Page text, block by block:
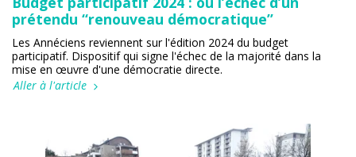
prétendu “renouveau démocratique”
Les Annéciens reviennent sur l'édition 2024 du budget
participatif. Dispositif qui signe l'échec de la majorité dans la
mise en œuvre d'une démocratie directe.
Aller à l'article